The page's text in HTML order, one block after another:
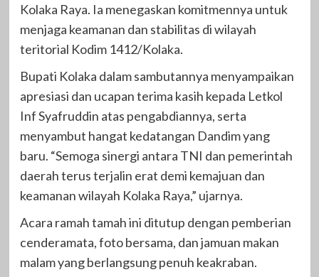
Kolaka Raya. Ia menegaskan komitmennya untuk
menjaga keamanan dan stabilitas di wilayah
teritorial Kodim 1412/Kolaka.
Bupati Kolaka dalam sambutannya menyampaikan
apresiasi dan ucapan terima kasih kepada Letkol
Inf Syafruddin atas pengabdiannya, serta
menyambut hangat kedatangan Dandim yang
baru. “Semoga sinergi antara TNI dan pemerintah
daerah terus terjalin erat demi kemajuan dan
keamanan wilayah Kolaka Raya,” ujarnya.
Acara ramah tamah ini ditutup dengan pemberian
cenderamata, foto bersama, dan jamuan makan
malam yang berlangsung penuh keakraban.